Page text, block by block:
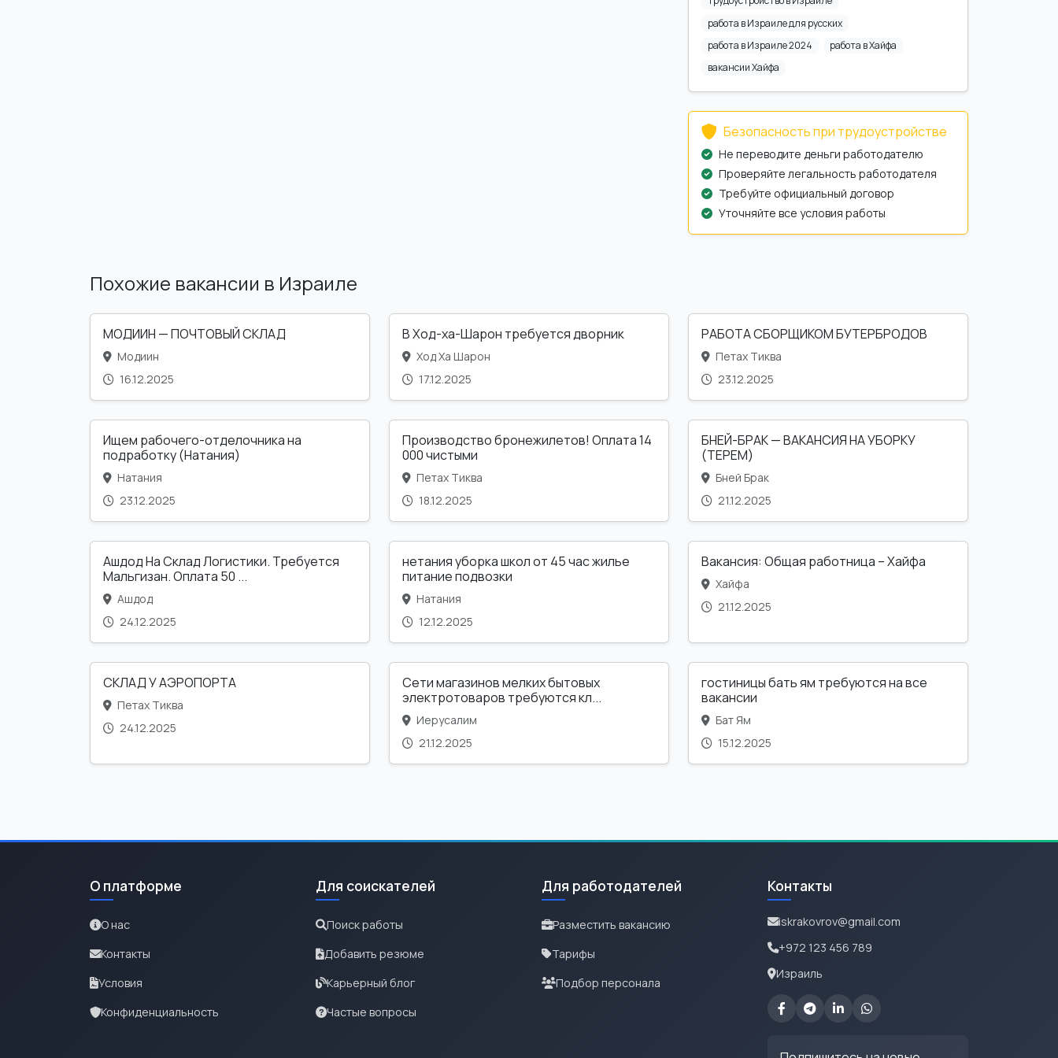
работа в Израиле для русских
работа в Израиле 2024
работа в Хайфа
вакансии Хайфа
Безопасность при трудоустройстве
Не переводите деньги работодателю
Проверяйте легальность работодателя
Требуйте официальный договор
Уточняйте все условия работы
Похожие вакансии в Израиле
МОДИИН — ПОЧТОВЫЙ СКЛАД
Модиин
16.12.2025
В Ход-ха-Шарон требуется дворник
Ход Ха Шарон
17.12.2025
РАБОТА СБОРЩИКОМ БУТЕРБРОДОВ
Петах Тиква
23.12.2025
Ищем рабочего-отделочника на
подработку (Натания)
Натания
23.12.2025
Производство бронежилетов! Оплата 14
000 чистыми
Петах Тиква
18.12.2025
БНЕЙ-БРАК — ВАКАНСИЯ НА УБОРКУ
(ТЕРЕМ)
Бней Брак
21.12.2025
Ашдод На Склад Логистики. Требуется
Мальгизан. Оплата 50 ...
Ашдод
24.12.2025
нетания уборка школ от 45 час жилье
питание подвозки
Натания
12.12.2025
Вакансия: Общая работница – Хайфа
Хайфа
21.12.2025
СКЛАД У АЭРОПОРТА
Петах Тиква
24.12.2025
Сети магазинов мелких бытовых
электротоваров требуются кл...
Иерусалим
21.12.2025
гостиницы бать ям требуются на все
вакансии
Бат Ям
15.12.2025
О платформе
О нас
Контакты
Условия
Конфиденциальность
Для соискателей
Поиск работы
Добавить резюме
Карьерный блог
Частые вопросы
Для работодателей
Разместить вакансию
Тарифы
Подбор персонала
Контакты
iskrakovrov@gmail.com
+972 123 456 789
Израиль